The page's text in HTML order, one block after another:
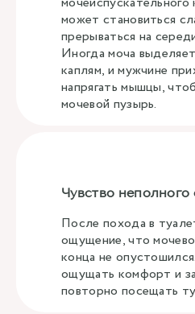
может становиться
прерываться на
Иногда моча
каплям, и мужчине
напрягать мышцы,
мочевой пузырь.
Чувство
После похода в
ощущение, что
конца не
ощущать комфорт и
повторно посещать